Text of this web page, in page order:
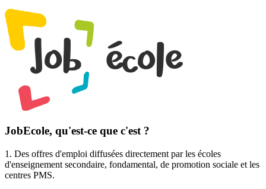
JobEcole, qu'est-ce que c'est ?
1. Des offres d'emploi diffusées directement par les écoles
d'enseignement secondaire, fondamental, de promotion sociale et les
centres PMS.